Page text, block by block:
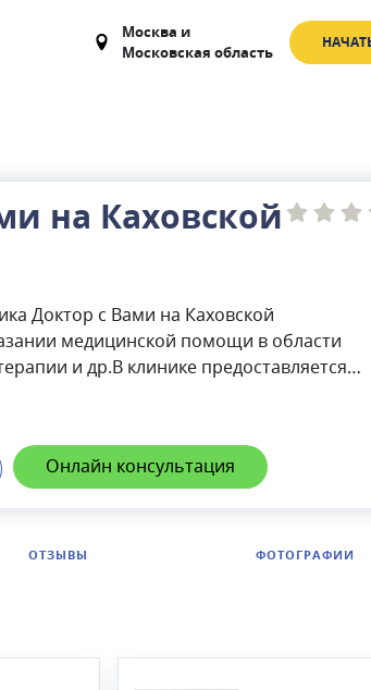
Москва и
Московская область
на Каховской
Доктор с Вами на Каховской
медицинской помощи в области
и др.В клинике предоставляется
медицинская книжка, водительская
поступления на работу, учебу, справка в
диагностики, доступных пациентам
Онлайн консультация
ОТЗЫВЫ ФОТОГРАФИИ